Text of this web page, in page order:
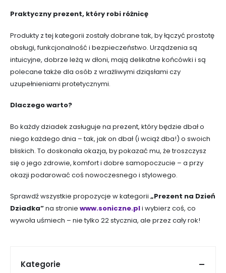
Praktyczny prezent, który robi różnicę
Produkty z tej kategorii zostały dobrane tak, by łączyć prostotę
obsługi, funkcjonalność i bezpieczeństwo. Urządzenia są
intuicyjne, dobrze leżą w dłoni, mają delikatne końcówki i są
polecane także dla osób z wrażliwymi dziąsłami czy
uzupełnieniami protetycznymi.
Dlaczego warto?
Bo każdy dziadek zasługuje na prezent, który będzie dbał o
niego każdego dnia – tak, jak on dbał (i wciąż dba!) o swoich
bliskich. To doskonała okazja, by pokazać mu, że troszczysz
się o jego zdrowie, komfort i dobre samopoczucie – a przy
okazji podarować coś nowoczesnego i stylowego.
Sprawdź wszystkie propozycje w kategorii „Prezent na Dzień
Dziadka”na stronie www.soniczne.pli wybierz coś, co
wywoła uśmiech – nie tylko 22 stycznia, ale przez cały rok!
Kategorie